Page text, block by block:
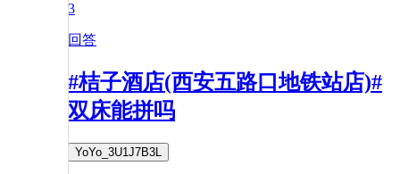
3
回答
#桔子酒店(西安五路口地铁站店)#
双床能拼吗
YoYo_3U1J7B3L